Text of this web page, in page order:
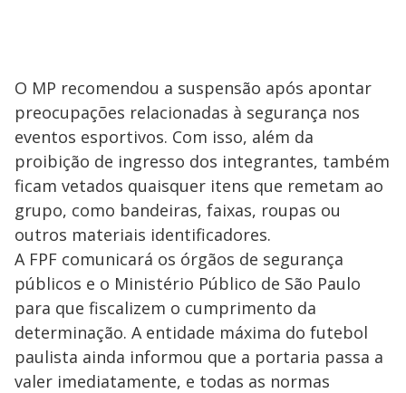
O MP recomendou a suspensão após apontar
preocupações relacionadas à segurança nos
eventos esportivos. Com isso, além da
proibição de ingresso dos integrantes, também
ficam vetados quaisquer itens que remetam ao
grupo, como bandeiras, faixas, roupas ou
outros materiais identificadores.
A FPF comunicará os órgãos de segurança
públicos e o Ministério Público de São Paulo
para que fiscalizem o cumprimento da
determinação. A entidade máxima do futebol
paulista ainda informou que a portaria passa a
valer imediatamente, e todas as normas